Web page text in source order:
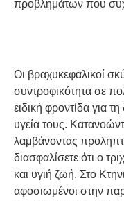
προβλημάτων που
Οι βραχυκεφαλικοί
συντροφικότητα σε
ειδική φροντίδα για
υγεία τους.
λαμβάνοντας
διασφαλίσετε ότι ο
και υγιή ζωή. Στο
αφοσιωμένοι στην